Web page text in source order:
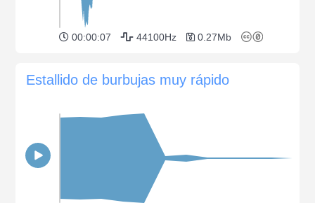
00:00:07 44100Hz 0.27Mb
Estallido de burbujas muy rápido